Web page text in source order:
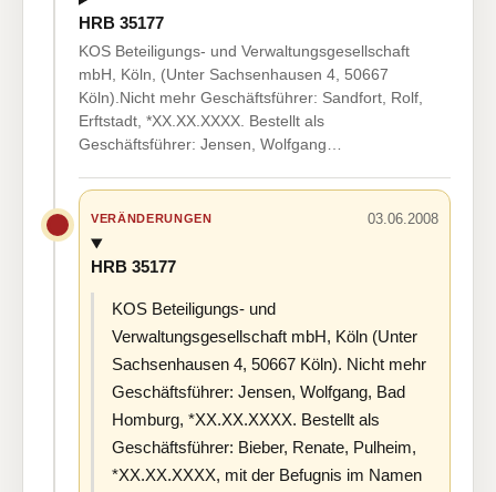
HRB 35177
KOS Beteiligungs- und Verwaltungsgesellschaft
mbH, Köln, (Unter Sachsenhausen 4, 50667
Köln).Nicht mehr Geschäftsführer: Sandfort, Rolf,
Erftstadt, *XX.XX.XXXX. Bestellt als
Geschäftsführer: Jensen, Wolfgang…
VERÄNDERUNGEN 03.06.2008
HRB 35177
KOS Beteiligungs- und
Verwaltungsgesellschaft mbH, Köln (Unter
Sachsenhausen 4, 50667 Köln). Nicht mehr
Geschäftsführer: Jensen, Wolfgang, Bad
Homburg, *XX.XX.XXXX. Bestellt als
Geschäftsführer: Bieber, Renate, Pulheim,
*XX.XX.XXXX, mit der Befugnis im Namen